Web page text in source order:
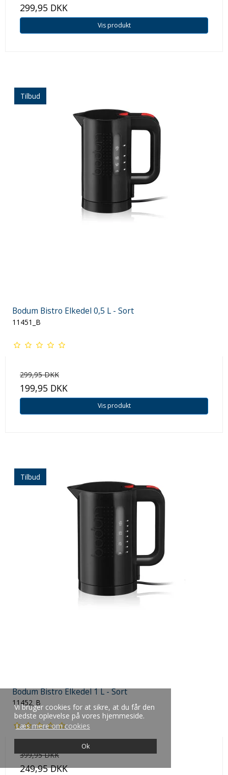
Vi bruger cookies for at sikre, at du får den
bedste oplevelse på vores hjemmeside.
Læs mere om cookies
Ok
299,95 DKK
Vis produkt
Tilbud
Bodum Bistro Elkedel 0,5 L - Sort
11451_B
299,95 DKK
199,95 DKK
Vis produkt
Tilbud
Bodum Bistro Elkedel 1 L - Sort
11452_B
399,95 DKK
249,95 DKK